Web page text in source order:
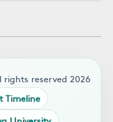
rights reserved 2026
Timeline